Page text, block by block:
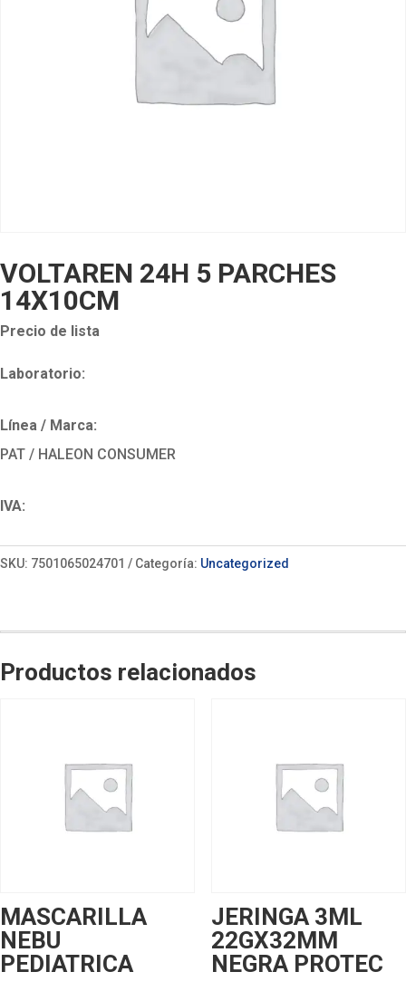
VOLTAREN 24H 5 PARCHES
14X10CM
Precio de lista
Laboratorio:
Línea / Marca:
PAT / HALEON CONSUMER
IVA:
SKU: 7501065024701 Categoría: Uncategorized
Productos relacionados
MASCARILLA
NEBU
PEDIATRICA
JERINGA 3ML
22GX32MM
NEGRA PROTEC